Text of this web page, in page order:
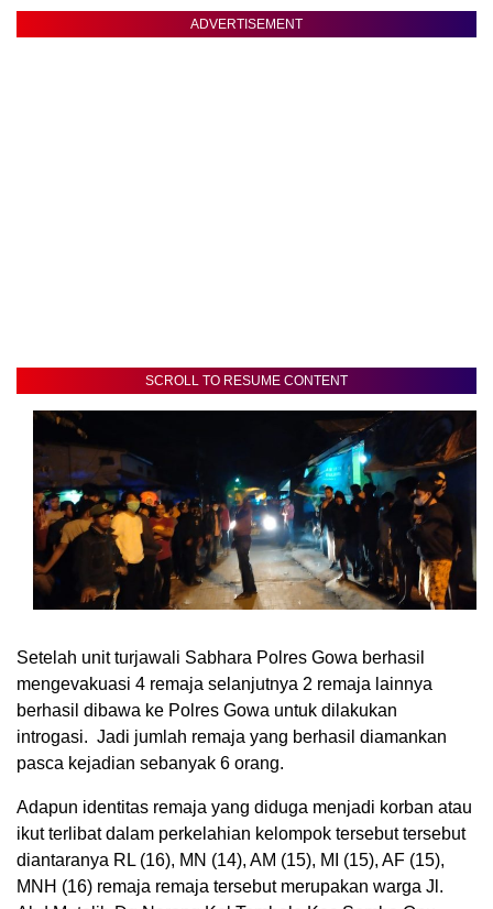
ADVERTISEMENT
SCROLL TO RESUME CONTENT
Setelah unit turjawali Sabhara Polres Gowa berhasil
mengevakuasi 4 remaja selanjutnya 2 remaja lainnya
berhasil dibawa ke Polres Gowa untuk dilakukan
introgasi. Jadi jumlah remaja yang berhasil diamankan
pasca kejadian sebanyak 6 orang.
Adapun identitas remaja yang diduga menjadi korban atau
ikut terlibat dalam perkelahian kelompok tersebut tersebut
diantaranya RL (16), MN (14), AM (15), MI (15), AF (15),
MNH (16) remaja remaja tersebut merupakan warga Jl.